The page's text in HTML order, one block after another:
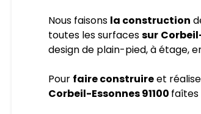
Nous faisons la construction
toutes les surfacessur
design de plain-pied, à étage,
Pour faire construireet
Corbeil-Essonnes 91100 faîtes